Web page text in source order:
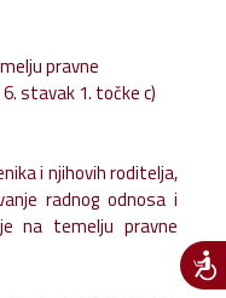
pravne
stavak 1. točke c)
i njihovih roditelja,
radnog odnosa i
na temelju pravne